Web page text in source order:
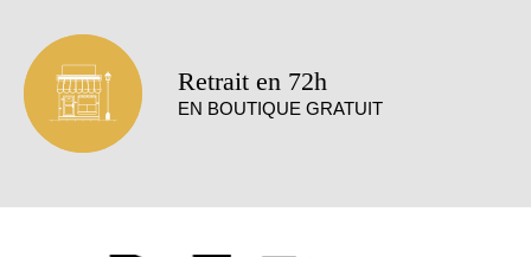
Retrait en 72h
EN BOUTIQUE GRATUIT